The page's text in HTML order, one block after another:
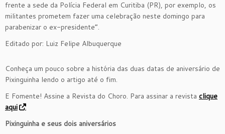
frente a sede da Polícia Federal em Curitiba (PR), por exemplo, os
militantes prometem fazer uma celebração neste domingo para
parabenizar o ex-presidente”.
Editado por: Luiz Felipe Albuquerque
Conheça um pouco sobre a história das duas datas de aniversário de
Pixinguinha lendo o artigo até o fim.
E Fomente! Assine a Revista do Choro. Para assinar a revista clique
aqui
.
Pixinguinha e seus dois aniversários